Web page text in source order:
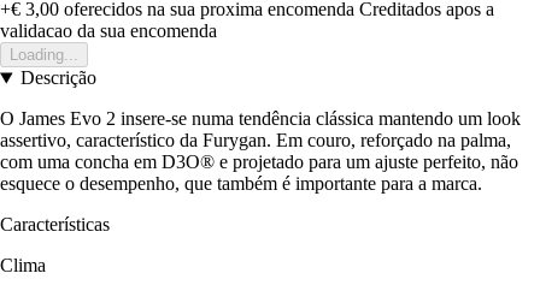
+€ 3,00 oferecidos na sua proxima encomenda Creditados apos a
validacao da sua encomenda
Loading...
Descrição
O James Evo 2 insere-se numa tendência clássica mantendo um look
assertivo, característico da Furygan. Em couro, reforçado na palma,
com uma concha em D3O® e projetado para um ajuste perfeito, não
esquece o desempenho, que também é importante para a marca.
Características
Clima